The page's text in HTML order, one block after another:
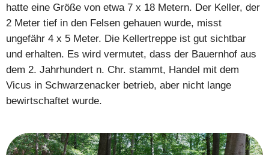
hatte eine Größe von etwa 7 x 18 Metern. Der Keller, der
2 Meter tief in den Felsen gehauen wurde, misst
ungefähr 4 x 5 Meter. Die Kellertreppe ist gut sichtbar
und erhalten. Es wird vermutet, dass der Bauernhof aus
dem 2. Jahrhundert n. Chr. stammt, Handel mit dem
Vicus in Schwarzenacker betrieb, aber nicht lange
bewirtschaftet wurde.